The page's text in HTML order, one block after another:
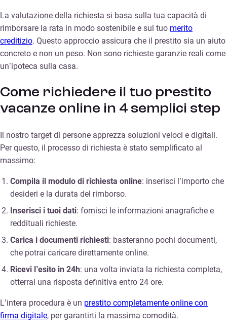
La valutazione della richiesta si basa sulla tua capacità di
rimborsare la rata in modo sostenibile e sul tuo merito
creditizio. Questo approccio assicura che il prestito sia un aiuto
concreto e non un peso. Non sono richieste garanzie reali come
un’ipoteca sulla casa.
Come richiedere il tuo prestito
vacanze online in 4 semplici step
Il nostro target di persone apprezza soluzioni veloci e digitali.
Per questo, il processo di richiesta è stato semplificato al
massimo:
Compila il modulo di richiesta online: inserisci l’importo che
desideri e la durata del rimborso.
Inserisci i tuoi dati: fornisci le informazioni anagrafiche e
reddituali richieste.
Carica i documenti richiesti: basteranno pochi documenti,
che potrai caricare direttamente online.
Ricevi l’esito in 24h: una volta inviata la richiesta completa,
otterrai una risposta definitiva entro 24 ore.
L’intera procedura è un prestito completamente online con
firma digitale, per garantirti la massima comodità.